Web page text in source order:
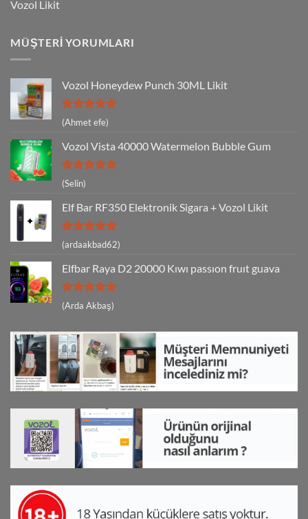
Vozol Likit
MÜŞTERI YORUMLARI
Vozol Honeydew Punch 30ML Likit
5 üzerinden
5
(Ahmet efe)
Vozol Vista 40000 Watermelon Bubble Gum
5 üzerinden
5
oy aldı
(Selin)
Elf Bar RF350 Elektronik Sigara + Vozol Likit
5 üzerinden
5
(ardaakbad62)
Elfbar Raya D2 20000 Kıwı passıon fruıt guava
5 üzerinden
5
(Arda Akbaş)